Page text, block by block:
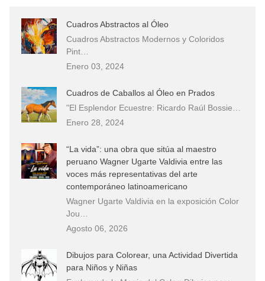
Cuadros Abstractos al Óleo
Cuadros Abstractos Modernos y Coloridos
Pint…
Enero 03, 2024
Cuadros de Caballos al Óleo en Prados
"El Esplendor Ecuestre: Ricardo Raúl Bossie…
Enero 28, 2024
“La vida”: una obra que sitúa al maestro
peruano Wagner Ugarte Valdivia entre las
voces más representativas del arte
contemporáneo latinoamericano
Wagner Ugarte Valdivia en la exposición Color
Jou…
Agosto 06, 2026
Dibujos para Colorear, una Actividad Divertida
para Niños y Niñas